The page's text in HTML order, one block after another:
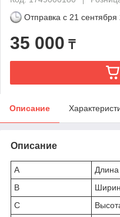
Отправка с 21 сентября
35 000 ₸
Описание
Описание
A Длина
B
C